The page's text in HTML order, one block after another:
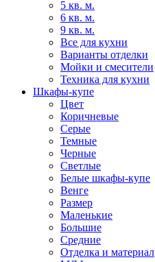
5 кв. м.
6 кв. м.
9 кв. м.
Все для кухни
Варианты отделки
Мойки и смесители
Техника для кухни
Шкафы-купе
Цвет
Коричневые
Серые
Темные
Черные
Светлые
Белые шкафы-купе
Венге
Размер
Маленькие
Большие
Средние
Отделка и материал